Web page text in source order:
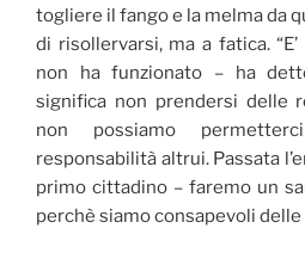
togliere il fango e la melma da
di risollervarsi, ma a fatica.
non ha funzionato – ha
significa non prendersi delle
non possiamo
responsabilità altrui. Passata
primo cittadino – faremo un
perchè siamo consapevoli delle